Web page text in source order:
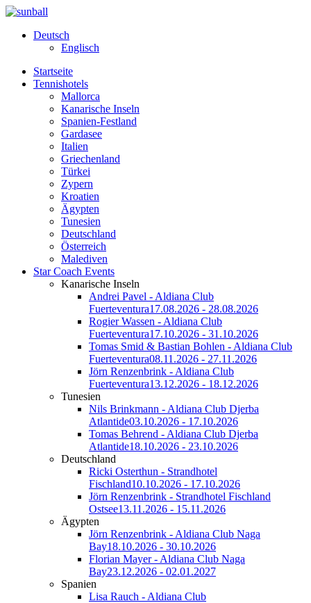
Deutsch
Englisch
Startseite
Tennishotels
Mallorca
Kanarische Inseln
Spanien-Festland
Gardasee
Italien
Griechenland
Türkei
Zypern
Kroatien
Ägypten
Tunesien
Deutschland
Österreich
Malediven
Star Coach Events
Kanarische Inseln
Andrei Pavel - Aldiana Club
Fuerteventura17.08.2026 - 28.08.2026
Rogier Wassen - Aldiana Club
Fuerteventura17.10.2026 - 31.10.2026
Tomas Smid & Bastian Bohlen - Aldiana Club
Fuerteventura08.11.2026 - 27.11.2026
Jörn Renzenbrink - Aldiana Club
Fuerteventura13.12.2026 - 18.12.2026
Tunesien
Nils Brinkmann - Aldiana Club Djerba
Atlantide03.10.2026 - 17.10.2026
Tomas Behrend - Aldiana Club Djerba
Atlantide18.10.2026 - 23.10.2026
Deutschland
Ricki Osterthun - Strandhotel
Fischland10.10.2026 - 17.10.2026
Jörn Renzenbrink - Strandhotel Fischland
Ostsee13.11.2026 - 15.11.2026
Ägypten
Jörn Renzenbrink - Aldiana Club Naga
Bay18.10.2026 - 30.10.2026
Florian Mayer - Aldiana Club Naga
Bay23.12.2026 - 02.01.2027
Spanien
Lisa Rauch - Aldiana Club